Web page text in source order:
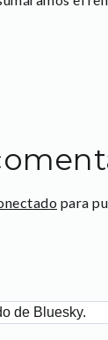
para
de Bluesky.